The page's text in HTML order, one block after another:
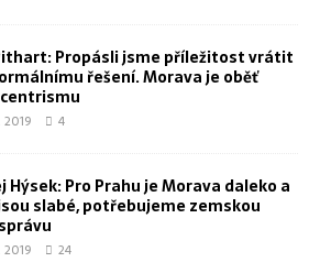
Propásli jsme příležitost vrátit
řešení. Morava je oběť
2019 4
Hýsek: Pro Prahu je Morava daleko a
slabé, potřebujeme zemskou
2019 24